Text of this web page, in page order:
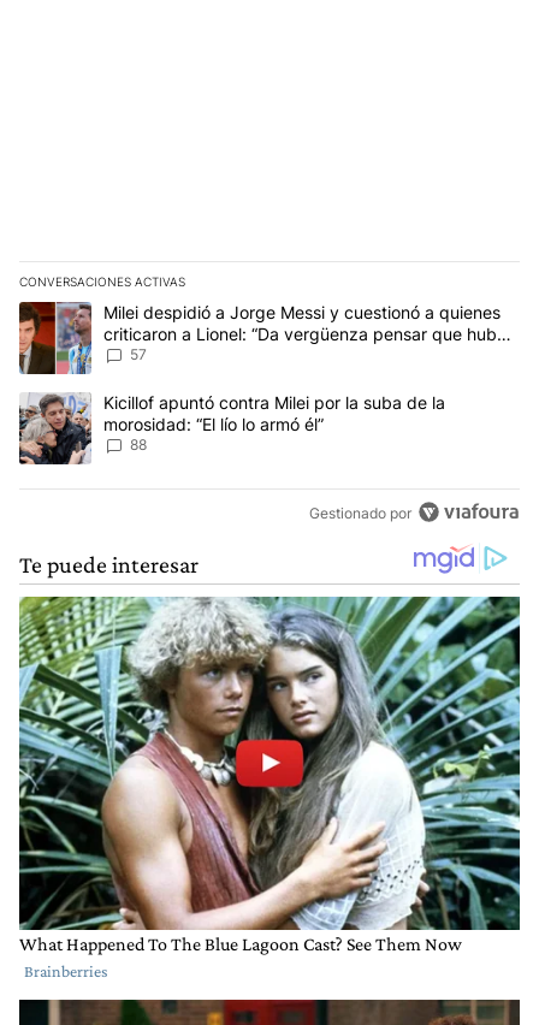
CONVERSACIONES ACTIVAS
Este listado muestra los artículos con más comentarios en los
Un artículo de tendencia con el título "Milei despidió a Jorge
Milei despidió a Jorge Messi y cuestionó a quienes
criticaron a Lionel: “Da vergüenza pensar que hubo
anti-Messi”
57
Un artículo de tendencia con el título "Kicillof apuntó contra Milei
Kicillof apuntó contra Milei por la suba de la
morosidad: “El lío lo armó él”
88
Gestionado por